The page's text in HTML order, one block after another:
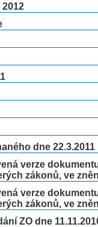
2012
dne 22.3.2011
verze
zákonů, ve
verze
zákonů, ve
ZO dne